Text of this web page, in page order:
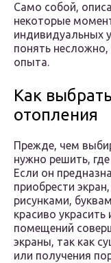
Само собой,
некоторые
индивидуальных
понять несложно,
опыта.
Как
отопления
Прежде, чем
нужно решить,
Если он
приобрести
рисунками,
красиво
помещений
экраны, так как
или получения